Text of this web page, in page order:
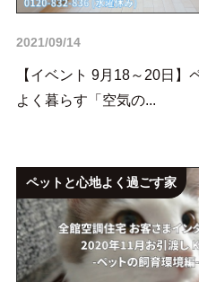
2021/09/14
【イベント 9月18～20日】
よく暮らす「空気の...
ペットと心地よく過ごす家